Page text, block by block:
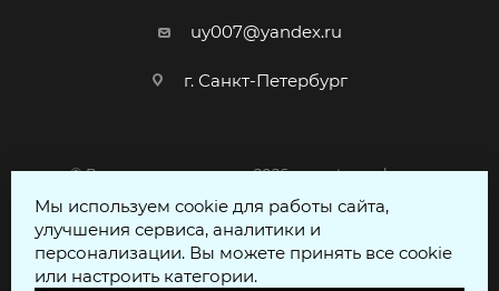
uy007@yandex.ru
г. Санкт-Петербург
© Все права защищены 2026 - voentorgspb.com
Мы используем cookie для работы сайта,
улучшения сервиса, аналитики и
персонализации. Вы можете принять все cookie
или настроить категории.